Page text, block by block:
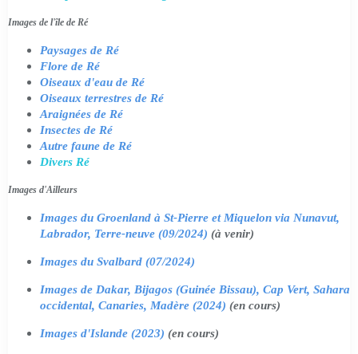
Images de l'île de Ré
Paysages de Ré
Flore de Ré
Oiseaux d'eau de Ré
Oiseaux terrestres de Ré
Araignées de Ré
Insectes de Ré
Autre faune de Ré
Divers Ré
Images d'Ailleurs
Images du Groenland à St-Pierre et Miquelon via Nunavut,
Labrador, Terre-neuve (09/2024) (à venir)
Images du Svalbard (07/2024)
Images de Dakar, Bijagos (Guinée Bissau), Cap Vert, Sahara
occidental, Canaries, Madère (2024) (en cours)
Images d'Islande (2023) (en cours)